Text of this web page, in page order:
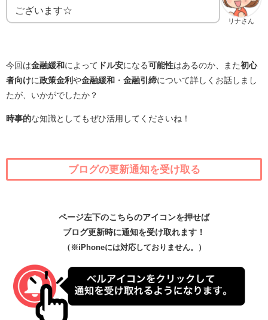
リナさん
ございます☆
今回は金融緩和 によって ドル安になる可能性はあるのか、また初心
者向けに政策金利 や金融緩和 ・ 金融引締について詳しくお話しまし
たが、いかがでしたか？
時事的な知識としてもぜひ活用してくださいね！
ブログの更新通知を受け取る
ページ左下のこちらのアイコンを押せば
ブログ更新時に通知を受け取れます！
（※iPhoneには対応しておりません。）